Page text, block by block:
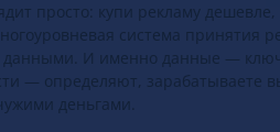
просто: купи рекламу
система принятия
данными. И именно данные —
— определяют, зарабатываете
деньгами.
гайд: офферы, кейсы,
и др.
в раздел→